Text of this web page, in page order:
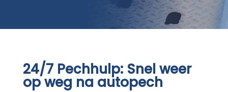
24/7 Pechhulp: Snel weer
op weg na autopech